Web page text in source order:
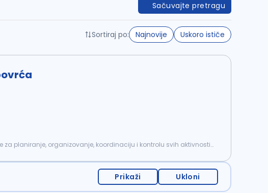
Sačuvajte pretragu
Sortiraj po: Najnovije Uskoro ističe
planiranje, organizovanje, koordinaciju i kontrolu svih aktivnosti
Prikaži Ukloni